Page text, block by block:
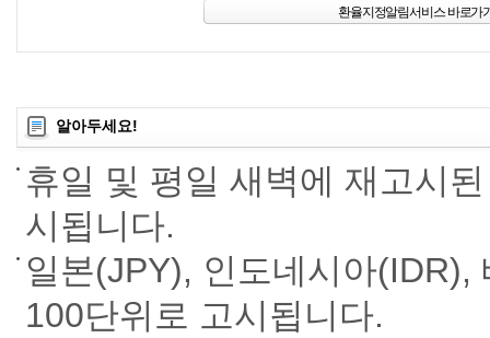
환율지정알림서비스 바로가
알아두세요!
휴일 및 평일 새벽에 재고시
시됩니다.
일본(JPY), 인도네시아
100단위로 고시됩니다.